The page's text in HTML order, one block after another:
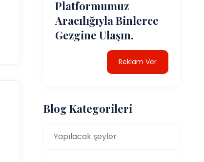
Platformumuz
Aracılığıyla Binlerce
Gezgine Ulaşın.
Reklam Ver
Blog Kategorileri
Yapılacak şeyler